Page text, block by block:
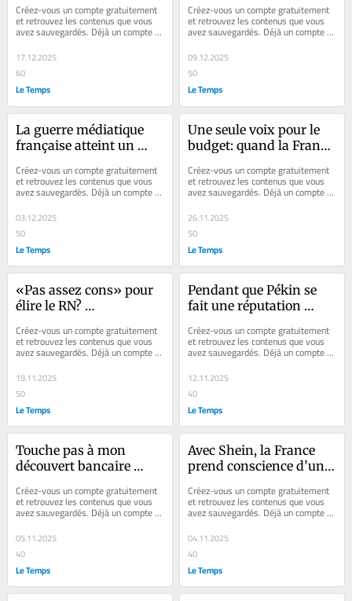
Créez-vous un compte gratuitement
et retrouvez les contenus que vous
avez sauvegardés. Déjà un compte ?
Se connecter Faites plaisir à vos...
17.12.2025
60
Le Temps
Créez-vous un compte gratuitement
et retrouvez les contenus que vous
avez sauvegardés. Déjà un compte ?
Se connecter Faites plaisir à vos...
09.12.2025
50
Le Temps
La guerre médiatique
française atteint un
l’entrée en scène de
l’Elysée
Créez-vous un compte gratuitement
et retrouvez les contenus que vous
avez sauvegardés. Déjà un compte ?
Se connecter Faites plaisir à vos...
03.12.2025
50
Le Temps
Une seule voix pour le
budget: quand la France
laborieusement le
compromis
Créez-vous un compte gratuitement
et retrouvez les contenus que vous
avez sauvegardés. Déjà un compte ?
Se connecter Faites plaisir à vos...
26.11.2025
50
Le Temps
«Pas assez cons» pour
élire le RN?
se trompe de débat
Créez-vous un compte gratuitement
et retrouvez les contenus que vous
avez sauvegardés. Déjà un compte ?
Se connecter Faites plaisir à vos...
19.11.2025
50
Le Temps
Pendant que Pékin se
fait une réputation
le populisme
Créez-vous un compte gratuitement
et retrouvez les contenus que vous
avez sauvegardés. Déjà un compte ?
Se connecter Faites plaisir à vos...
12.11.2025
40
Le Temps
Touche pas à mon
découvert bancaire
Créez-vous un compte gratuitement
et retrouvez les contenus que vous
avez sauvegardés. Déjà un compte ?
Se connecter Faites plaisir à vos...
05.11.2025
40
Le Temps
Avec Shein, la France
prend conscience d’une
Créez-vous un compte gratuitement
et retrouvez les contenus que vous
avez sauvegardés. Déjà un compte ?
Se connecter C’est comme si un
obscur...
04.11.2025
40
Le Temps